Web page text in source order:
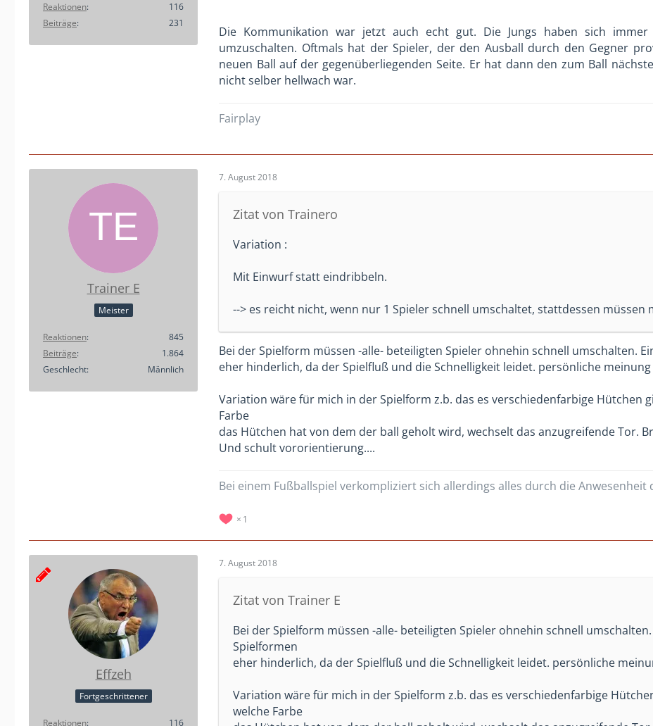
Reaktionen
116
Beiträge
231
Die Kommunikation war jetzt auch echt gut. Die Jungs haben sich
umzuschalten. Oftmals hat der Spieler, der den Ausball durch den Gegner
neuen Ball auf der gegenüberliegenden Seite. Er hat dann den zum Ball
nicht selber hellwach war.
Fairplay
Trainer E
Meister
Reaktionen
845
Beiträge
1.864
Geschlecht
Männlich
7. August 2018
Zitat von Trainero
Variation :
Mit Einwurf statt eindribbeln.
--> es reicht nicht, wenn nur 1 Spieler schnell umschaltet, stattdessen müssen
Bei der Spielform müssen -alle- beteiligten Spieler ohnehin schnell umschalten.
eher hinderlich, da der Spielfluß und die Schnelligkeit leidet. persönliche
Variation wäre für mich in der Spielform z.b. das es verschiedenfarbige Hütchen
Farbe
das Hütchen hat von dem der ball geholt wird, wechselt das anzugreifende Tor.
Und schult vororientierung....
Bei einem Fußballspiel verkompliziert sich allerdings alles durch die Anwesenheit
1
Effzeh
Fortgeschrittener
Reaktionen 116
7. August 2018
Zitat von Trainer E
Bei der Spielform müssen -alle- beteiligten Spieler ohnehin schnell
Spielformen
eher hinderlich, da der Spielfluß und die Schnelligkeit leidet. persönliche
Variation wäre für mich in der Spielform z.b. das es verschiedenfarbige
welche Farbe